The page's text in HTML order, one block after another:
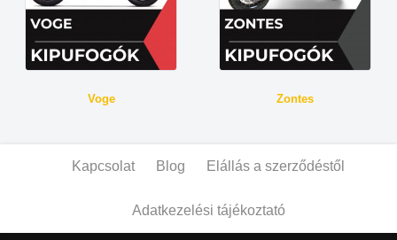
Voge Zontes
Kapcsolat Blog Elállás a szerződéstől
Adatkezelési tájékoztató